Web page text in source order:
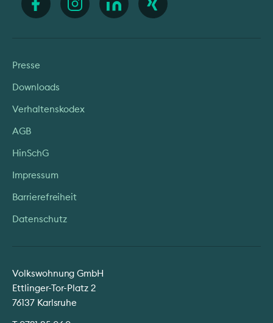
Volkswohnung GmbH
Ettlinger-Tor-Platz 2
76137 Karlsruhe
Presse
Downloads
Verhaltenskodex
AGB
HinSchG
Impressum
Barrierefreiheit
Datenschutz